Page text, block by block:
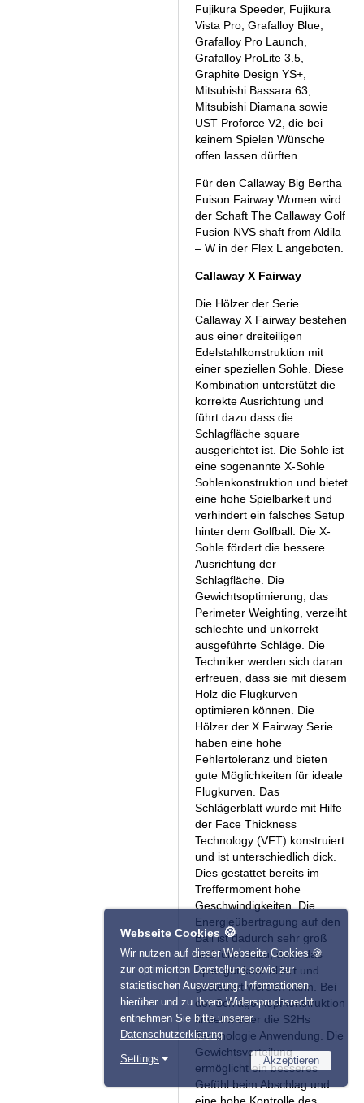
Fujikura Speeder, Fujikura
Vista Pro, Grafalloy Blue,
Grafalloy Pro Launch,
Grafalloy ProLite 3.5,
Graphite Design YS+,
Mitsubishi Bassara 63,
Mitsubishi Diamana sowie
UST Proforce V2, die bei
keinem Spielen Wünsche
offen lassen dürften.
Für den Callaway Big Bertha
Fuison Fairway Women wird
der Schaft The Callaway Golf
Fusion NVS shaft from Aldila
– W in der Flex L angeboten.
Callaway X Fairway
Die Hölzer der Serie
Callaway X Fairway bestehen
aus einer dreiteiligen
Edelstahlkonstruktion mit
einer speziellen Sohle. Diese
Kombination unterstützt die
korrekte Ausrichtung und
führt dazu dass die
Schlagfläche square
ausgerichtet ist. Die Sohle ist
eine sogenannte X-Sohle
Sohlenkonstruktion und bietet
eine hohe Spielbarkeit und
verhindert ein falsches Setup
hinter dem Golfball. Die X-
Sohle fördert die bessere
Ausrichtung der
Schlagfläche. Die
Gewichtsoptimierung, das
Perimeter Weighting, verzeiht
schlechte und unkorrekt
ausgeführte Schläge. Die
Techniker werden sich daran
erfreuen, dass sie mit diesem
Holz die Flugkurven
optimieren können. Die
Hölzer der X Fairway Serie
haben eine hohe
Fehlertoleranz und bieten
gute Möglichkeiten für ideale
Flugkurven. Das
Schlägerblatt wurde mit Hilfe
der Face Thickness
Technology (VFT) konstruiert
und ist unterschiedlich dick.
Dies gestattet bereits im
Treffermoment hohe
Geschwindigkeiten. Die
Energieübertragung auf den
Ball ist dadurch sehr groß
und führt dazu, dass das
Spiel gut kontrolliert und
gesteuert werden kann. Bei
der Schlägerkopfkonstruktion
findet wieder die S2Hs
Technologie Anwendung. Die
Gewichtsverteilung
ermöglicht ein besseres
Gefühl beim Abschlag und
eine hohe Kontrolle des
Webseite Cookies 🍪
Wir nutzen auf dieser Webseite Cookies 🍪
zur optimierten Darstellung sowie zur
statistischen Auswertung. Informationen
hierüber und zu Ihrem Widerspruchsrecht
entnehmen Sie bitte unserer
Datenschutzerklärung
Settings
Akzeptieren
Name Provider